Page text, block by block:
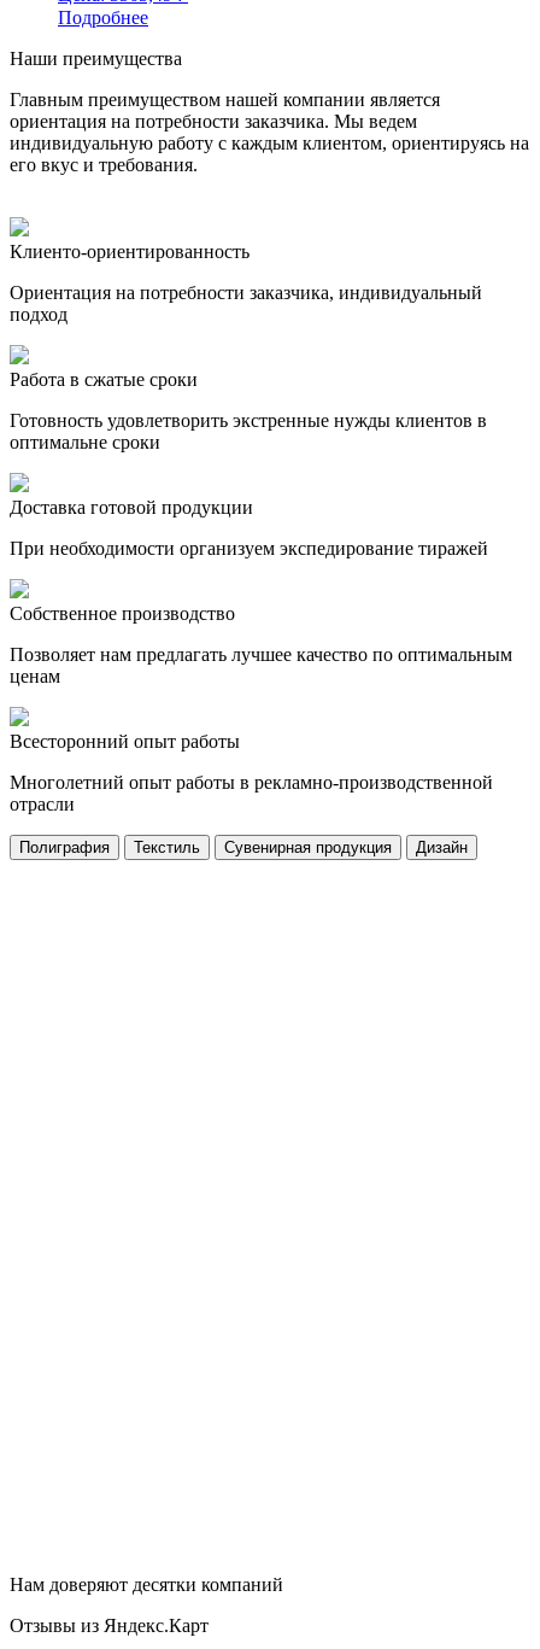
Подробнее
Наши преимущества
Главным преимуществом нашей компании является
ориентация на потребности заказчика. Мы ведем
индивидуальную работу с каждым клиентом, ориентируясь на
его вкус и требования.
Клиенто-ориентированность
Ориентация на потребности заказчика, индивидуальный
подход
Работа в сжатые сроки
Готовность удовлетворить экстренные нужды клиентов в
оптимальне сроки
Доставка готовой продукции
При необходимости организуем экспедирование тиражей
Собственное производство
Позволяет нам предлагать лучшее качество по оптимальным
ценам
Всесторонний опыт работы
Многолетний опыт работы в рекламно-производственной
отрасли
Полиграфия Текстиль Сувенирная продукция Дизайн
Нам доверяют десятки компаний
Отзывы из Яндекс.Карт